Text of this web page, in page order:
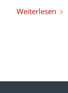
Weiterlesen